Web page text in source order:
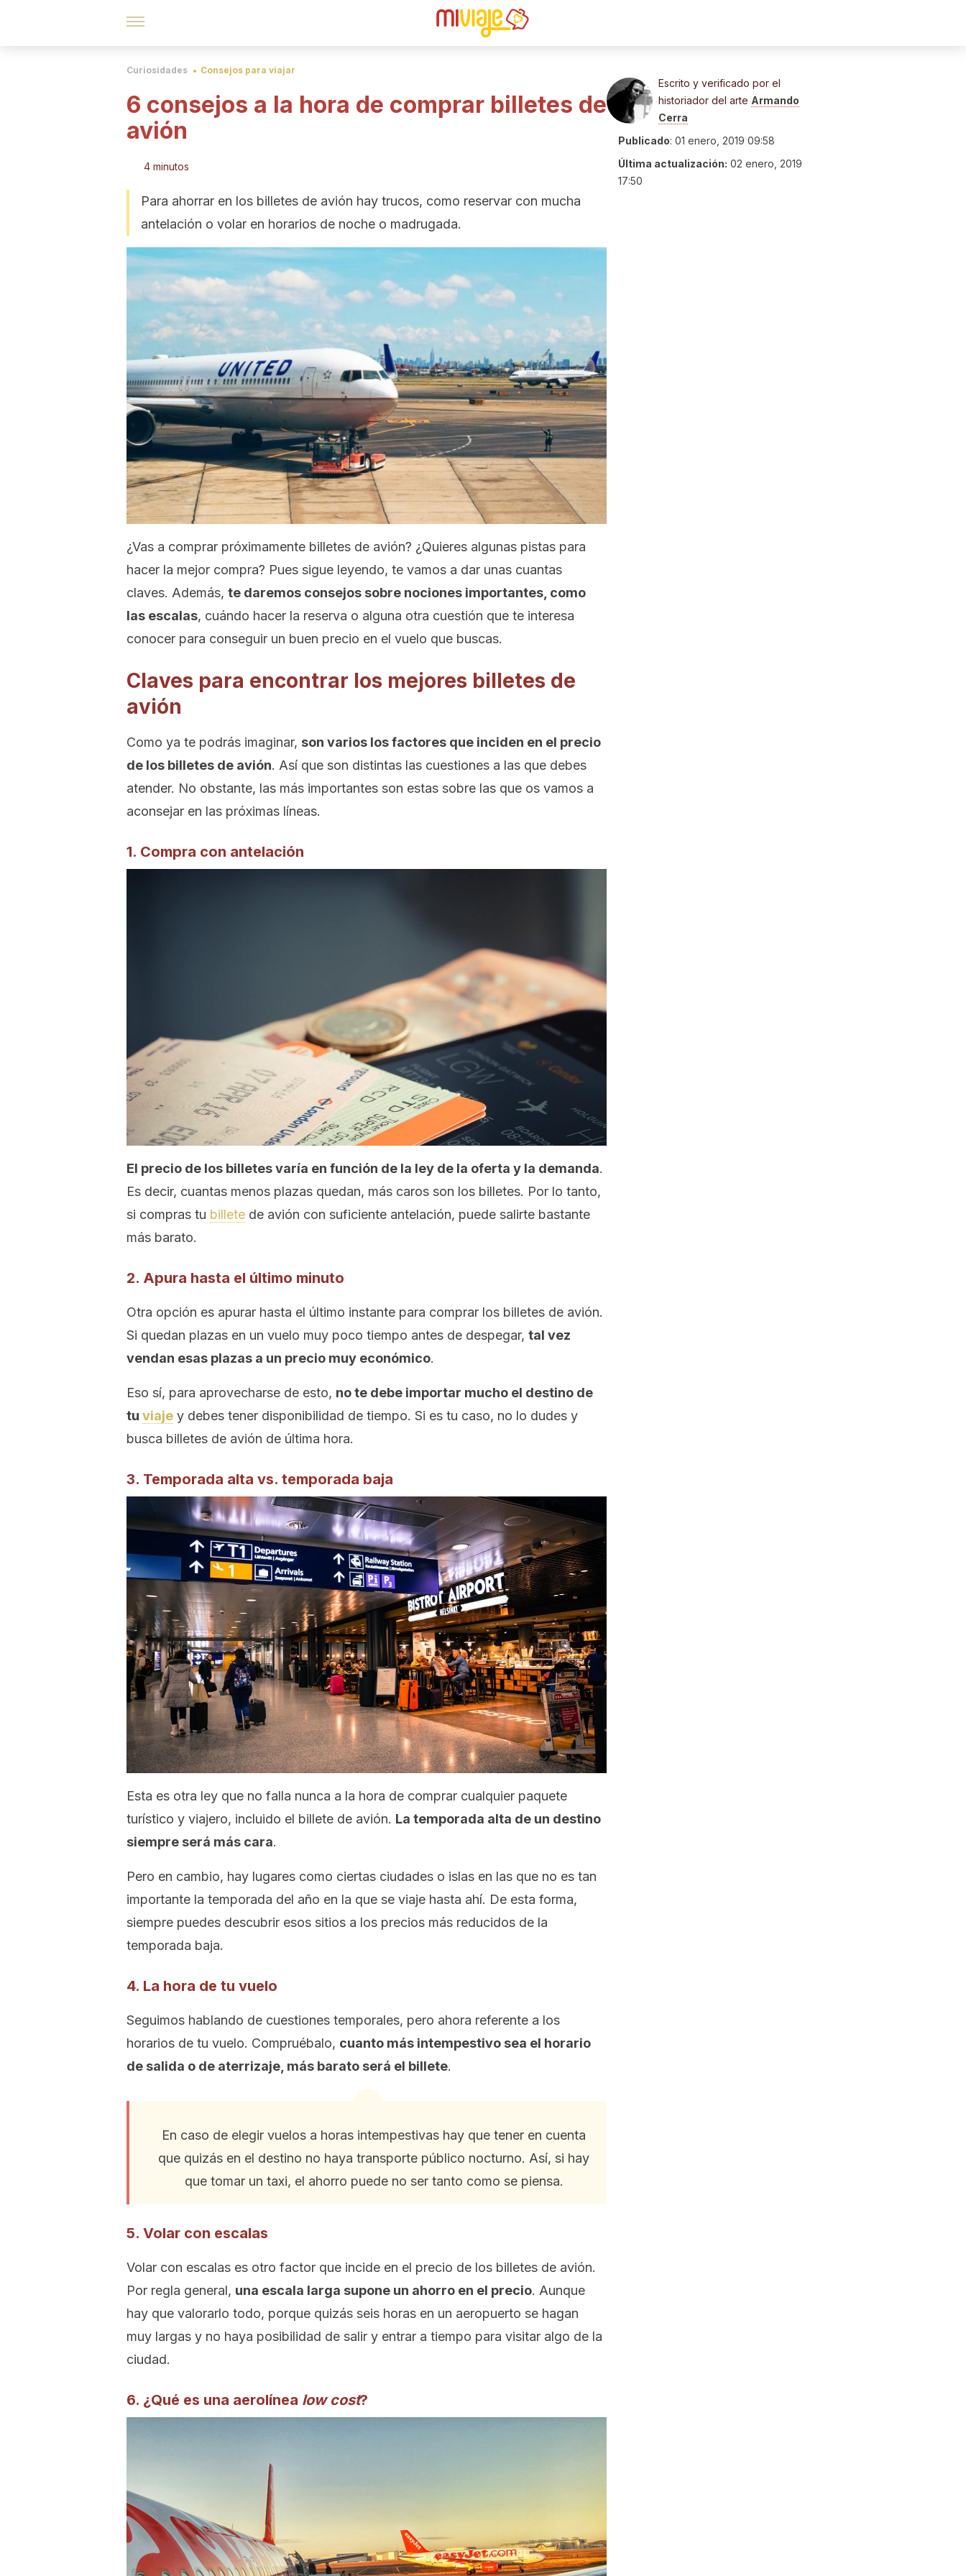
Curiosidades Consejos para viajar
6 consejos a la hora de comprar billetes de
avión
4 minutos
Para ahorrar en los billetes de avión hay trucos, como reservar con mucha
antelación o volar en horarios de noche o madrugada.
¿Vas a comprar próximamente billetes de avión? ¿Quieres algunas pistas para
hacer la mejor compra? Pues sigue leyendo, te vamos a dar unas cuantas
claves. Además, te daremos consejos sobre nociones importantes, como
las escalas, cuándo hacer la reserva o alguna otra cuestión que te interesa
conocer para conseguir un buen precio en el vuelo que buscas.
Claves para encontrar los mejores billetes de
avión
Como ya te podrás imaginar, son varios los factores que inciden en el precio
de los billetes de avión. Así que son distintas las cuestiones a las que debes
atender. No obstante, las más importantes son estas sobre las que os vamos a
aconsejar en las próximas líneas.
1. Compra con antelación
El precio de los billetes varía en función de la ley de la oferta y la demanda.
Es decir, cuantas menos plazas quedan, más caros son los billetes. Por lo tanto,
si compras tu billete de avión con suficiente antelación, puede salirte bastante
más barato.
2. Apura hasta el último minuto
Otra opción es apurar hasta el último instante para comprar los billetes de avión.
Si quedan plazas en un vuelo muy poco tiempo antes de despegar, tal vez
vendan esas plazas a un precio muy económico.
Eso sí, para aprovecharse de esto, no te debe importar mucho el destino de
tu viaje y debes tener disponibilidad de tiempo. Si es tu caso, no lo dudes y
busca billetes de avión de última hora.
3. Temporada alta vs. temporada baja
Esta es otra ley que no falla nunca a la hora de comprar cualquier paquete
turístico y viajero, incluido el billete de avión. La temporada alta de un destino
siempre será más cara.
Pero en cambio, hay lugares como ciertas ciudades o islas en las que no es tan
importante la temporada del año en la que se viaje hasta ahí. De esta forma,
siempre puedes descubrir esos sitios a los precios más reducidos de la
temporada baja.
4. La hora de tu vuelo
Seguimos hablando de cuestiones temporales, pero ahora referente a los
horarios de tu vuelo. Compruébalo, cuanto más intempestivo sea el horario
de salida o de aterrizaje, más barato será el billete.
En caso de elegir vuelos a horas intempestivas hay que tener en cuenta
que quizás en el destino no haya transporte público nocturno. Así, si hay
que tomar un taxi, el ahorro puede no ser tanto como se piensa.
5. Volar con escalas
Volar con escalas es otro factor que incide en el precio de los billetes de avión.
Por regla general, una escala larga supone un ahorro en el precio. Aunque
hay que valorarlo todo, porque quizás seis horas en un aeropuerto se hagan
muy largas y no haya posibilidad de salir y entrar a tiempo para visitar algo de la
ciudad.
6. ¿Qué es una aerolínea low cost?
Escrito y verificado por el
historiador del arte Armando
Cerra
Publicado: 01 enero, 2019 09:58
Última actualización: 02 enero, 2019
17:50